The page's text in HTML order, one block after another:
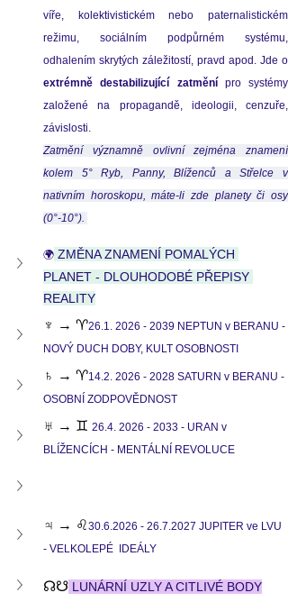
víře, kolektivistickém nebo paternalistickém
režimu, sociálním podpůrném systému,
extrémně destabilizující zatmění pro systémy
založené na propagandě, ideologii, cenzuře,
závislosti.
Zatmění významně ovlivní zejména znamení
kolem 5° Ryb, Panny, Blíženců a Střelce v
nativním horoskopu, máte-li zde planety či osy
(0°-10°).
🌍 ZMĚNA ZNAMENÍ POMALÝCH
PLANET - DLOUHODOBÉ PŘEPISY
REALITY
♆ → ♈26.1. 2026 - 2039 NEPTUN v BERANU -
NOVÝ DUCH DOBY, KULT OSOBNOSTI
♄ → ♈14.2. 2026 - 2028 SATURN v BERANU -
OSOBNÍ ZODPOVĚDNOST
♅ → ♊ 26.4. 2026 - 2033 - URAN v
BLÍŽENCÍCH - MENTÁLNÍ REVOLUCE
♃ → ♌30.6.2026 - 26.7.2027 JUPITER ve LVU
- VELKOLEPÉ  IDEÁLY
☊☋ LUNÁRNÍ UZLY A CITLIVÉ BODY